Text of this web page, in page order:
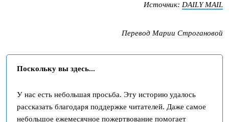
Источник: DAILY MAIL
Перевод Марии Строгановой
Поскольку вы здесь...
У нас есть небольшая просьба. Эту историю удалось
рассказать благодаря поддержке читателей. Даже самое
небольшое ежемесячное пожертвование помогает